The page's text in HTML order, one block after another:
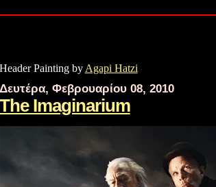
Header Painting by Agapi Hatzi
Δευτέρα, Φεβρουαρίου 08, 2010
The Imaginarium